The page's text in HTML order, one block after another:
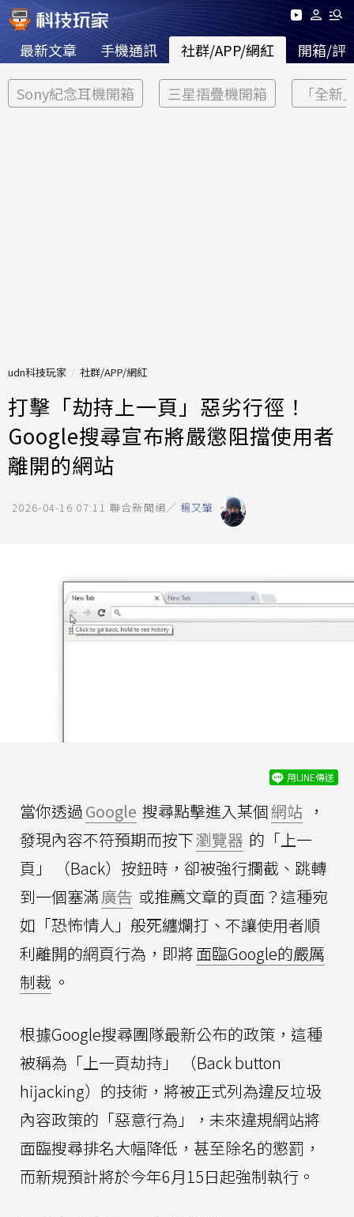
最新文章 手機通訊 社群/APP/網紅 開箱/評
Sony紀念耳機開箱 三星摺疊機開箱 「全新
udn科技玩家 社群/APP/網紅
打擊「劫持上一頁」惡劣行徑！
Google搜尋宣布將嚴懲阻擋使用者
離開的網站
2026-04-16 07:11 聯合新聞網／ 楊又肇
用LINE傳送
當你透過Google 搜尋點擊進入某個網站 ，
發現內容不符預期而按下瀏覽器 的「上一
頁」 （Back）按鈕時，卻被強行攔截、跳轉
到一個塞滿廣告 或推薦文章的頁面？這種宛
如「恐怖情人」般死纏爛打、不讓使用者順
利離開的網頁行為，即將面臨Google的嚴厲
制裁 。
根據Google搜尋團隊最新公布的政策，這種
被稱為「上一頁劫持」 （Back button
hijacking）的技術，將被正式列為違反垃圾
內容政策的「惡意行為」，未來違規網站將
面臨搜尋排名大幅降低，甚至除名的懲罰，
而新規預計將於今年6月15日起強制執行。